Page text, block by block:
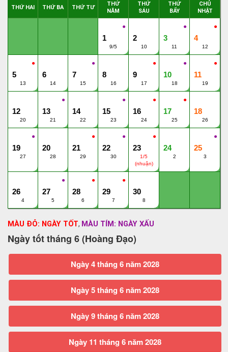
THỨ HAI THỨ BA THỨ TƯ
THỨ
NĂM
THỨ
SÁU
THỨ
BẨY
CHỦ
NHẬT
●
1
9/5
2
10
●
3
11
●
4
12
●
5
13
6
14
●
7
15
8
16
●
9
17
●
10
18
●
11
19
12
20
●
13
21
14
22
●
15
23
●
16
24
●
17
25
18
26
●
19
27
20
28
●
21
29
●
22
30
●
23
1/5
(nhuận)
24
2
●
25
3
26
4
●
27
5
●
28
6
●
29
7
30
8
MÀU ĐỎ: NGÀY TỐT, MÀU TÍM: NGÀY XẤU
Ngày tốt tháng 6 (Hoàng Đạo)
Ngày 4 tháng 6 năm 2028
Ngày 5 tháng 6 năm 2028
Ngày 9 tháng 6 năm 2028
Ngày 11 tháng 6 năm 2028